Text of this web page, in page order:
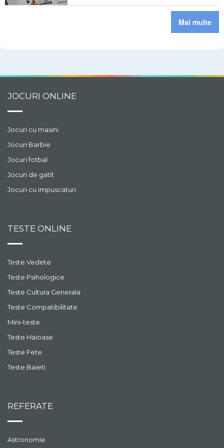
Mai multe
JOCURI ONLINE
Jocuri cu masini
Jocuri Barbie
Jocuri fotbal
Jocuri de gatit
Jocuri cu impuscaturi
TESTE ONLINE
Teste Vedete
Teste Psihologice
Teste Cultura Generala
Teste Compatibilitate
Mini-teste
Teste Haioase
Teste Fete
Teste Baieti
REFERATE
Astronomie